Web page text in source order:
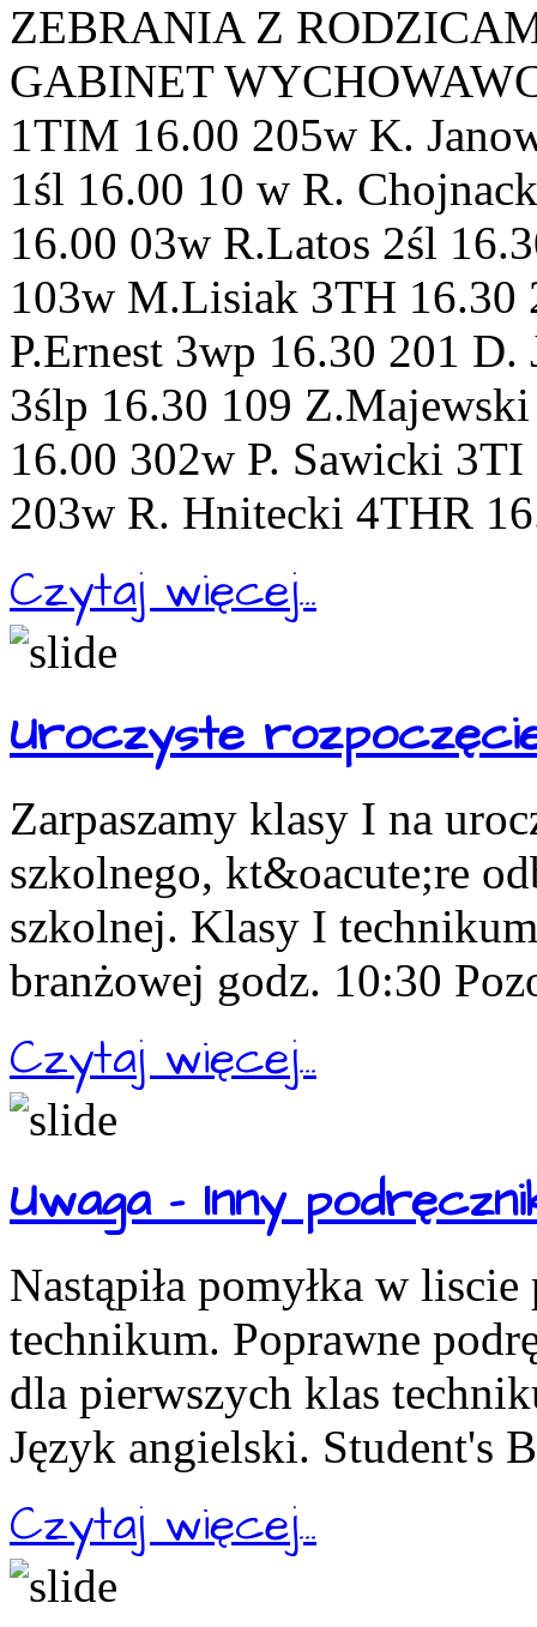
ZEBRANIA Z
GABINET
1TIM 16.00 205w K.
1śl 16.00 10 w R.
16.00 03w R.Latos 2śl
103w M.Lisiak 3TH 16.30
P.Ernest 3wp 16.30 201
3ślp 16.30 109
16.00 302w P. Sawicki
203w R. Hnitecki 4THR
Czytaj więcej...
Uroczyste
Zarpaszamy klasy I na
szkolnego, kt&oacute;re
szkolnej. Klasy I
branżowej godz. 10:30
Czytaj więcej...
Uwaga - Inny
Nastąpiła pomyłka w
technikum. Poprawne
dla pierwszych klas
Język angielski. Student's
Czytaj więcej...